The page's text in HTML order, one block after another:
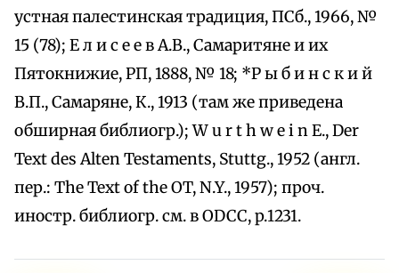
устная палестинская традиция, ПСб., 1966, №
15 (78); Е л и с е е в А.В., Самаритяне и их
Пятокнижие, РП, 1888, № 18; *Р ы б и н с к и й
В.П., Самаряне, К., 1913 (там же приведена
обширная библиогр.); W u r t h w e i n E., Der
Text des Alten Testaments, Stuttg., 1952 (англ.
пер.: The Text of the OT, N.Y., 1957); проч.
иностр. библиогр. см. в ODCC, p.1231.